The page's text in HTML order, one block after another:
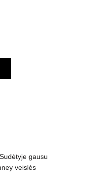
gausu
veislės